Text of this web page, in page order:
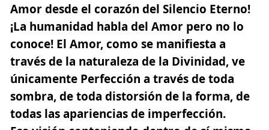
Amor desde el corazón del Silencio Eterno!
¡La humanidad habla del Amor pero no lo
conoce! El Amor, como se manifiesta a
través de la naturaleza de la Divinidad, ve
únicamente Perfección a través de toda
sombra, de toda distorsión de la forma, de
todas las apariencias de imperfección.